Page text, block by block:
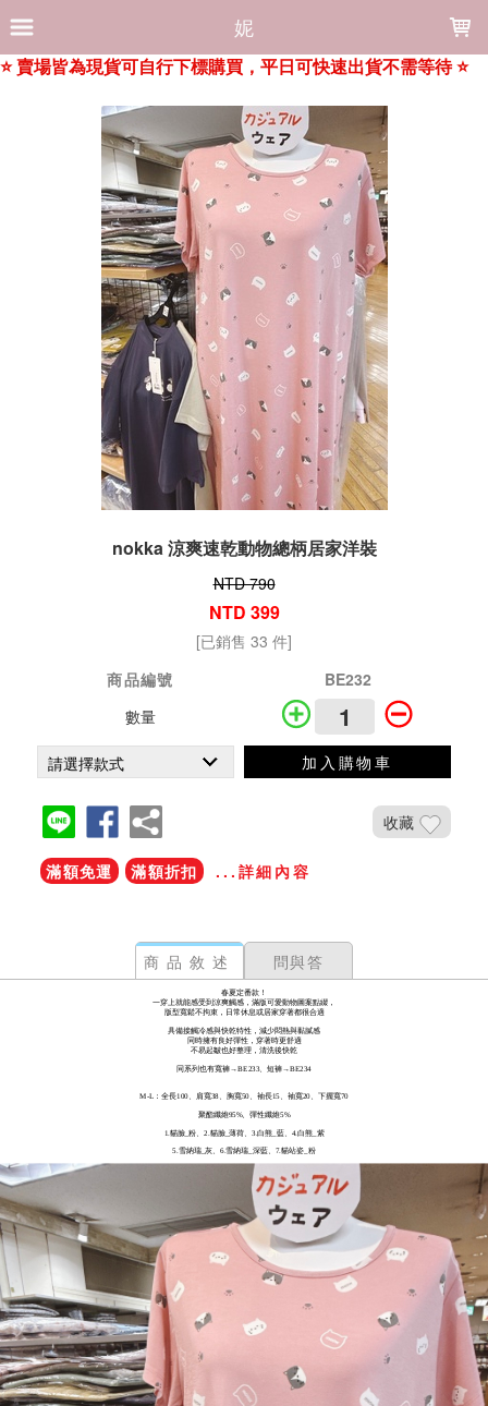
妮
nokka 涼爽速乾動物總柄居家洋裝
NTD 790
NTD 399
[已銷售 33 件]
商品編號
BE232
數量
加入購物車
收藏
滿額免運 滿額折扣 ...詳細內容
商品敘述 問與答